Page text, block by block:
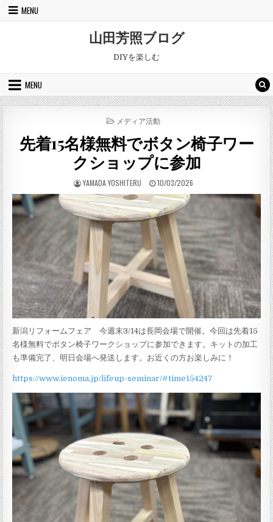
Skip to content
MENU
山田芳照ブログ
DIYを楽しむ
MENU
POSTED IN
メディア活動
先着15名様無料でボタン椅子ワー
クショップに参加
AUTHOR:
YAMADA YOSHITERU PUBLISHED DATE:
10/03/2026
新潟リフォームフェア 今週末3/14は長岡会場で開催。今回は先着15
名様無料でボタン椅子ワークショップに参加できます。キットの加工
も準備完了、明日会場へ発送します。お近くの方お楽しみに！
https://www.ienoma.jp/lifeup-seminar/#time154247